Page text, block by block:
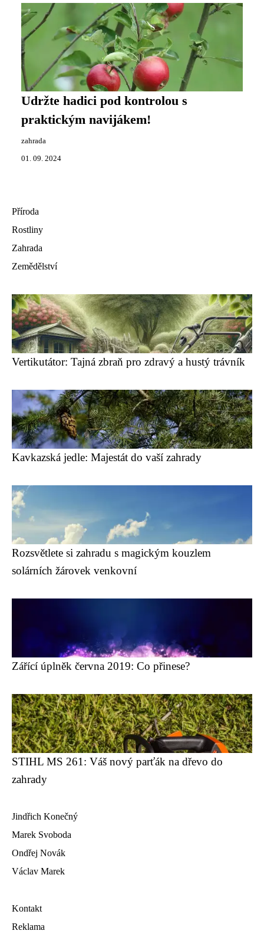
Udržte hadici pod kontrolou s
praktickým navijákem!
zahrada
01. 09. 2024
Příroda
Rostliny
Zahrada
Zemědělství
Vertikutátor: Tajná zbraň pro zdravý a hustý trávník
Kavkazská jedle: Majestát do vaší zahrady
Rozsvětlete si zahradu s magickým kouzlem
solárních žárovek venkovní
Zářící úplněk června 2019: Co přinese?
STIHL MS 261: Váš nový parťák na dřevo do
zahrady
Jindřich Konečný
Marek Svoboda
Ondřej Novák
Václav Marek
Kontakt
Reklama